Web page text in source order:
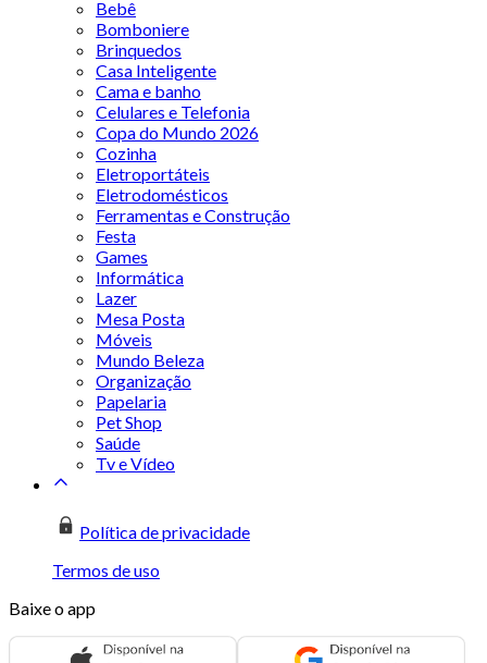
Bebê
Bomboniere
Brinquedos
Casa Inteligente
Cama e banho
Celulares e Telefonia
Copa do Mundo 2026
Cozinha
Eletroportáteis
Eletrodomésticos
Ferramentas e Construção
Festa
Games
Informática
Lazer
Mesa Posta
Móveis
Mundo Beleza
Organização
Papelaria
Pet Shop
Saúde
Tv e Vídeo
Política de privacidade
Termos de uso
Baixe o app